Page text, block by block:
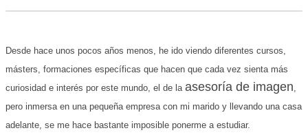
Desde hace unos pocos años menos, he ido viendo diferentes cursos,
másters, formaciones específicas que hacen que cada vez sienta más
curiosidad e interés por este mundo, el de la asesoría de imagen,
pero inmersa en una pequeña empresa con mi marido y llevando una casa
adelante, se me hace bastante imposible ponerme a estudiar.